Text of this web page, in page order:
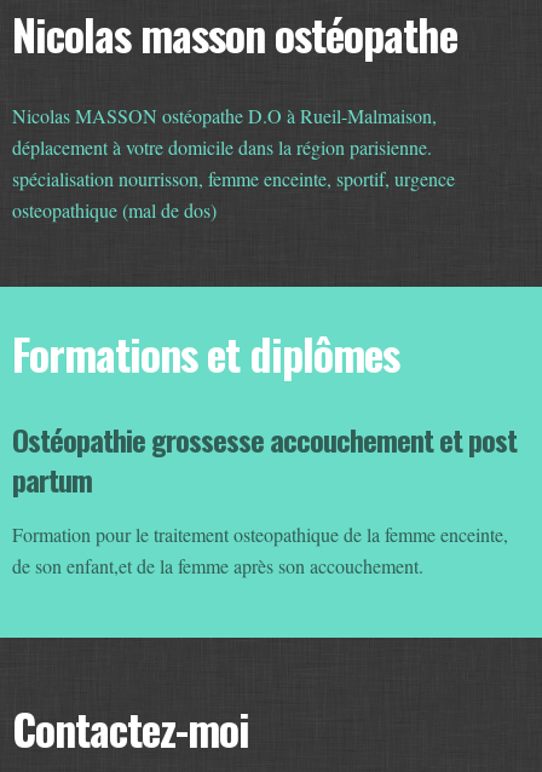
Nicolas masson ostéopathe
Nicolas MASSON ostéopathe D.O à Rueil-Malmaison,
déplacement à votre domicile dans la région parisienne.
spécialisation nourrisson, femme enceinte, sportif, urgence
osteopathique (mal de dos)
Formations et diplômes
Ostéopathie grossesse accouchement et post
partum
Formation pour le traitement osteopathique de la femme enceinte,
de son enfant,et de la femme après son accouchement.
Contactez-moi